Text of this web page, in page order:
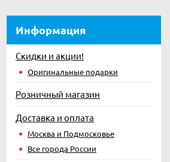
Информация
Скидки и акции!
Оригинальные подарки
Розничный магазин
Доставка и оплата
Москва и Подмосковье
Все города России